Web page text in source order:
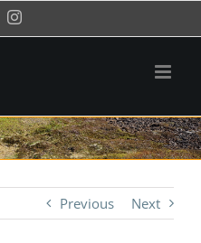
Instagram
Previous Next